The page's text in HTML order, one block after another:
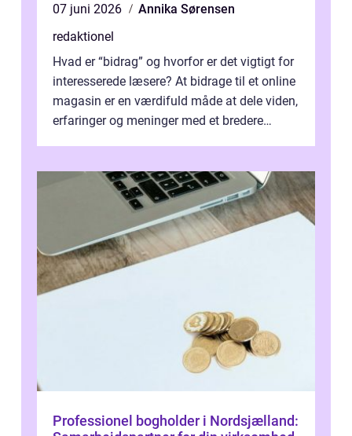
07 juni 2026
Annika Sørensen
redaktionel
Hvad er “bidrag” og hvorfor er det vigtigt for
interesserede læsere? At bidrage til et online
magasin er en værdifuld måde at dele viden,
erfaringer og meninger med et bredere
Professionel bogholder i Nordsjælland: